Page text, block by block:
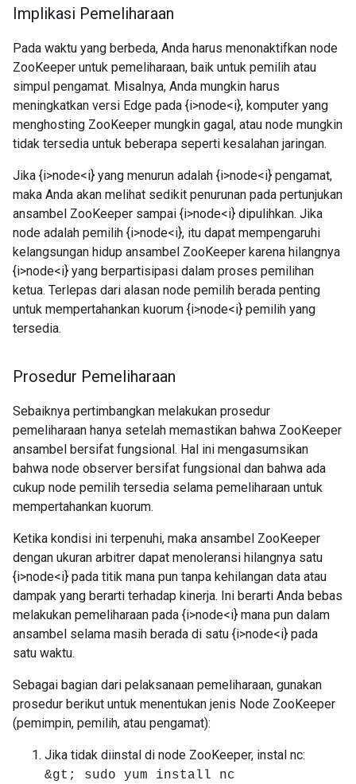
Implikasi Pemeliharaan
Pada waktu yang berbeda, Anda harus menonaktifkan node
ZooKeeper untuk pemeliharaan, baik untuk pemilih atau
simpul pengamat. Misalnya, Anda mungkin harus
meningkatkan versi Edge pada {i>node<i}, komputer yang
menghosting ZooKeeper mungkin gagal, atau node mungkin
tidak tersedia untuk beberapa seperti kesalahan jaringan.
Jika {i>node<i} yang menurun adalah {i>node<i} pengamat,
maka Anda akan melihat sedikit penurunan pada pertunjukan
ansambel ZooKeeper sampai {i>node<i} dipulihkan. Jika
node adalah pemilih {i>node<i}, itu dapat mempengaruhi
kelangsungan hidup ansambel ZooKeeper karena hilangnya
{i>node<i} yang berpartisipasi dalam proses pemilihan
ketua. Terlepas dari alasan node pemilih berada penting
untuk mempertahankan kuorum {i>node<i} pemilih yang
tersedia.
Prosedur Pemeliharaan
Sebaiknya pertimbangkan melakukan prosedur
pemeliharaan hanya setelah memastikan bahwa ZooKeeper
ansambel bersifat fungsional. Hal ini mengasumsikan
bahwa node observer bersifat fungsional dan bahwa ada
cukup node pemilih tersedia selama pemeliharaan untuk
mempertahankan kuorum.
Ketika kondisi ini terpenuhi, maka ansambel ZooKeeper
dengan ukuran arbitrer dapat menoleransi hilangnya satu
{i>node<i} pada titik mana pun tanpa kehilangan data atau
dampak yang berarti terhadap kinerja. Ini berarti Anda bebas
melakukan pemeliharaan pada {i>node<i} mana pun dalam
ansambel selama masih berada di satu {i>node<i} pada
satu waktu.
Sebagai bagian dari pelaksanaan pemeliharaan, gunakan
prosedur berikut untuk menentukan jenis Node ZooKeeper
(pemimpin, pemilih, atau pengamat):
Jika tidak diinstal di node ZooKeeper, instal nc:
&gt; sudo yum install nc